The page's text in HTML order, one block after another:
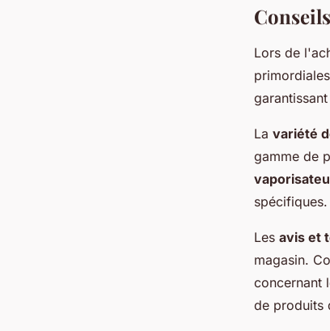
Lors de
La variété
gamme de
spécifiques.
Les avis et
magasin.
concernant
de produits